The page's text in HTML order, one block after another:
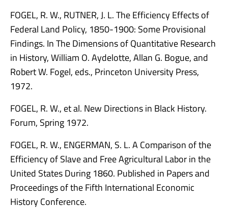
FOGEL, R. W., RUTNER, J. L. The Efficiency Effects of
Federal Land Policy, 1850-1900: Some Provisional
Findings. In The Dimensions of Quantitative Research
in History, William O. Aydelotte, Allan G. Bogue, and
Robert W. Fogel, eds., Princeton University Press,
1972.
FOGEL, R. W., et al. New Directions in Black History.
Forum, Spring 1972.
FOGEL, R. W., ENGERMAN, S. L. A Comparison of the
Efficiency of Slave and Free Agricultural Labor in the
United States During 1860. Published in Papers and
Proceedings of the Fifth International Economic
History Conference.